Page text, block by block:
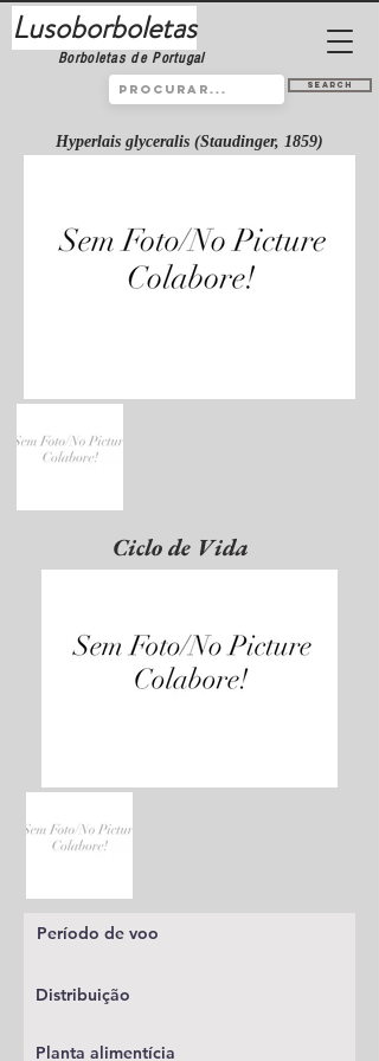
Lusoborboletas
Borboletas de Portugal
Search
Hyperlais glyceralis (Staudinger, 1859)
Ciclo de Vida
Período de voo
Distribuição
Planta alimentícia